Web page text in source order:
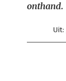
onthand.
Uit: